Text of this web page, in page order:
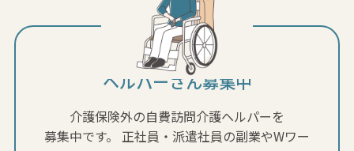
ヘルパーさん募集中
介護保険外の自費訪問介護ヘルパーを
募集中です。
正社員・派遣社員の副業やWワー